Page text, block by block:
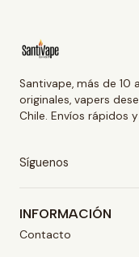
Santivape, más de 10
originales, vapers
Chile. Envíos rápidos
Síguenos
INFORMACIÓN
Contacto